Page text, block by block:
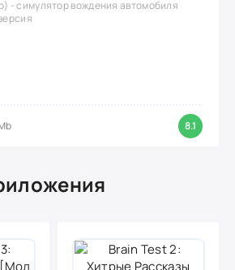
- симулятор вождения автомобиля
8.1